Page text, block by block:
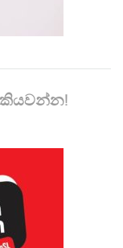
කියවන්න!